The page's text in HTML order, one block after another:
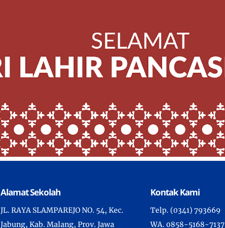
Alamat Sekolah
JL. RAYA SLAMPAREJO NO. 54, Kec.
Jabung, Kab. Malang, Prov. Jawa
Kontak Kami
Telp. (0341) 793669
WA. 0858-5168-7137